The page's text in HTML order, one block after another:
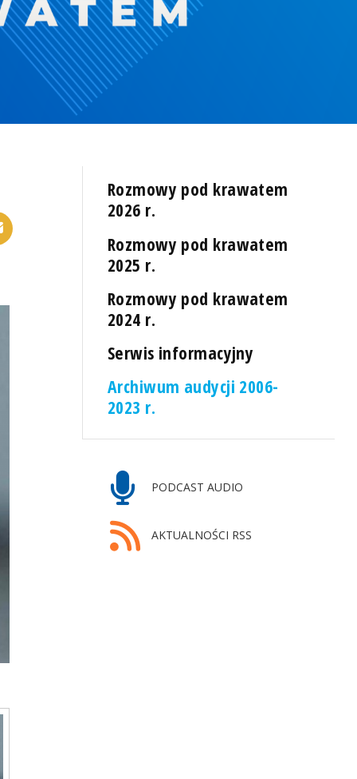
Rozmowy pod krawatem
2026 r.
Rozmowy pod krawatem
2025 r.
Rozmowy pod krawatem
2024 r.
Serwis informacyjny
Archiwum audycji 2006-
2023 r.
PODCAST AUDIO
AKTUALNOŚCI RSS